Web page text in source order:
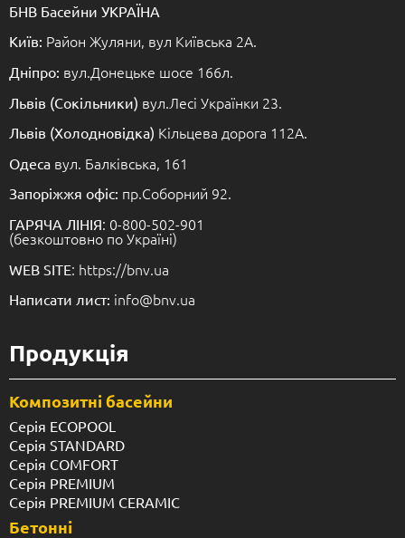
БНВ Басейни УКРАЇНА
Київ: Район Жуляни, вул Київська 2А.
Дніпро: вул.Донецьке шосе 166л.
Львів (Сокільники) вул.Лесі Українки 23.
Львів (Холодновідка) Кільцева дорога 112А.
Одеса вул. Балківська, 161
Запоріжжя офіс: пр.Соборний 92.
ГАРЯЧА ЛІНІЯ: 0-800-502-901
(безкоштовно по Україні)
WEB SITE: https://bnv.ua
Написати лист: info@bnv.ua
Продукція
Композитні басейни
Серія ECOPOOL
Серія STANDARD
Серія COMFORT
Серія PREMIUM
Серія PREMIUM CERAMIC
Бетонні